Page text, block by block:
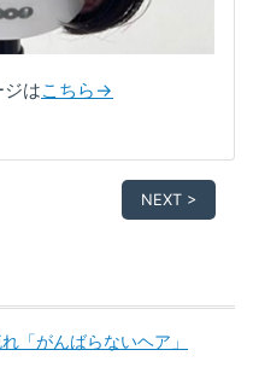
ジはこちら→
NEXT >
「がんばらないヘア」